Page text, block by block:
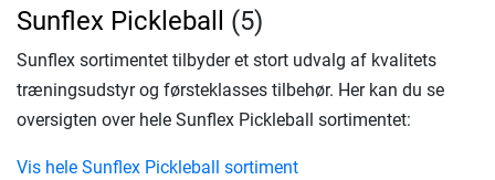
Sunflex Pickleball (5)
Sunflex sortimentet tilbyder et stort udvalg af kvalitets
træningsudstyr og førsteklasses tilbehør. Her kan du se
oversigten over hele Sunflex Pickleball sortimentet:
Vis hele Sunflex Pickleball sortiment